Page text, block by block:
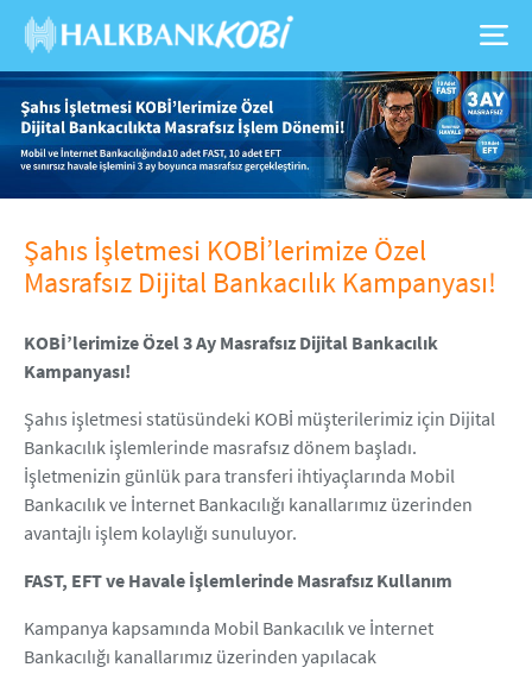
Şahıs İşletmesi KOBİ’lerimize Özel
Masrafsız Dijital Bankacılık Kampanyası!
KOBİ’lerimize Özel 3 Ay Masrafsız Dijital Bankacılık
Kampanyası!
Şahıs işletmesi statüsündeki KOBİ müşterilerimiz için Dijital
Bankacılık işlemlerinde masrafsız dönem başladı.
İşletmenizin günlük para transferi ihtiyaçlarında Mobil
Bankacılık ve İnternet Bankacılığı kanallarımız üzerinden
avantajlı işlem kolaylığı sunuluyor.
FAST, EFT ve Havale İşlemlerinde Masrafsız Kullanım
Kampanya kapsamında Mobil Bankacılık ve İnternet
Bankacılığı kanallarımız üzerinden yapılacak